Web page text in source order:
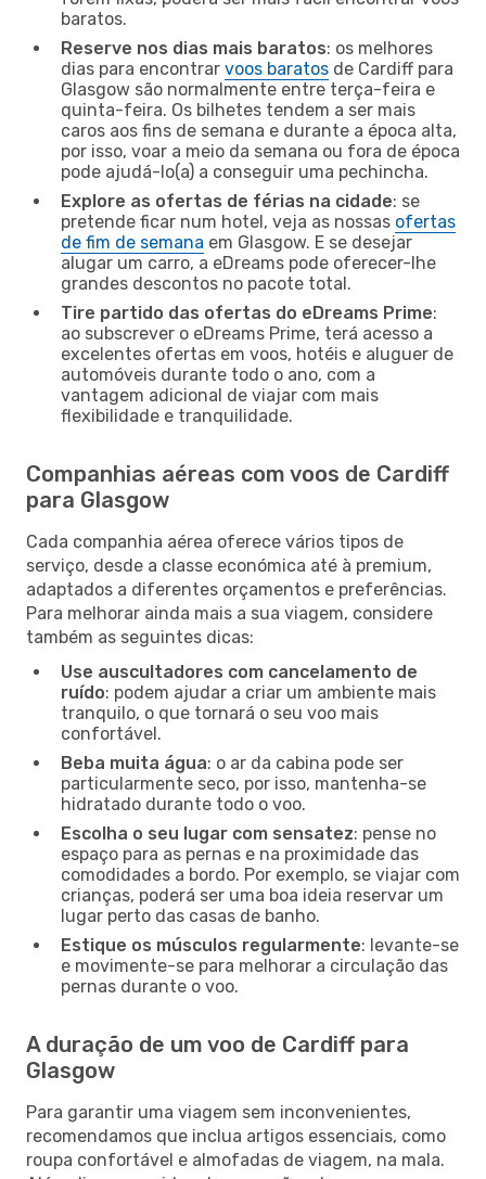
baratos.
Reserve nos dias mais baratos: os melhores
dias para encontrar voos baratos de Cardiff para
Glasgow são normalmente entre terça-feira e
quinta-feira. Os bilhetes tendem a ser mais
caros aos fins de semana e durante a época alta,
por isso, voar a meio da semana ou fora de época
pode ajudá-lo(a) a conseguir uma pechincha.
Explore as ofertas de férias na cidade: se
pretende ficar num hotel, veja as nossas ofertas
de fim de semana em Glasgow. E se desejar
alugar um carro, a eDreams pode oferecer-lhe
grandes descontos no pacote total.
Tire partido das ofertas do eDreams Prime:
ao subscrever o eDreams Prime, terá acesso a
excelentes ofertas em voos, hotéis e aluguer de
automóveis durante todo o ano, com a
vantagem adicional de viajar com mais
flexibilidade e tranquilidade.
Companhias aéreas com voos de Cardiff
para Glasgow
Cada companhia aérea oferece vários tipos de
serviço, desde a classe económica até à premium,
adaptados a diferentes orçamentos e preferências.
Para melhorar ainda mais a sua viagem, considere
também as seguintes dicas:
Use auscultadores com cancelamento de
ruído: podem ajudar a criar um ambiente mais
tranquilo, o que tornará o seu voo mais
confortável.
Beba muita água: o ar da cabina pode ser
particularmente seco, por isso, mantenha-se
hidratado durante todo o voo.
Escolha o seu lugar com sensatez: pense no
espaço para as pernas e na proximidade das
comodidades a bordo. Por exemplo, se viajar com
crianças, poderá ser uma boa ideia reservar um
lugar perto das casas de banho.
Estique os músculos regularmente: levante-se
e movimente-se para melhorar a circulação das
pernas durante o voo.
A duração de um voo de Cardiff para
Glasgow
Para garantir uma viagem sem inconvenientes,
recomendamos que inclua artigos essenciais, como
roupa confortável e almofadas de viagem, na mala.